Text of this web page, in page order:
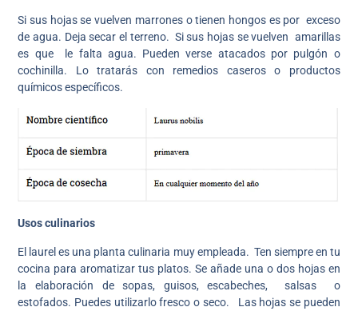
Si sus hojas se vuelven marrones o tienen hongos es por exceso
de agua. Deja secar el terreno. Si sus hojas se vuelven amarillas
es que le falta agua. Pueden verse atacados por pulgón o
cochinilla. Lo tratarás con remedios caseros o productos
químicos específicos.
Usos culinarios
El laurel es una planta culinaria muy empleada. Ten siempre en tu
cocina para aromatizar tus platos. Se añade una o dos hojas en
la elaboración de sopas, guisos, escabeches, salsas o
estofados. Puedes utilizarlo fresco o seco. Las hojas se pueden